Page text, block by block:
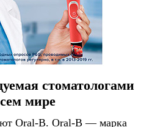
стоматологами
мире
Oral-B. Oral-B — марка